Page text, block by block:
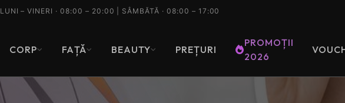
LUNI – VINERI · 08:00 – 20:00 | SÂMBĂTĂ · 08:00 – 17:00
CORP FAȚĂ BEAUTY PREȚURI
PROMOȚII
2026